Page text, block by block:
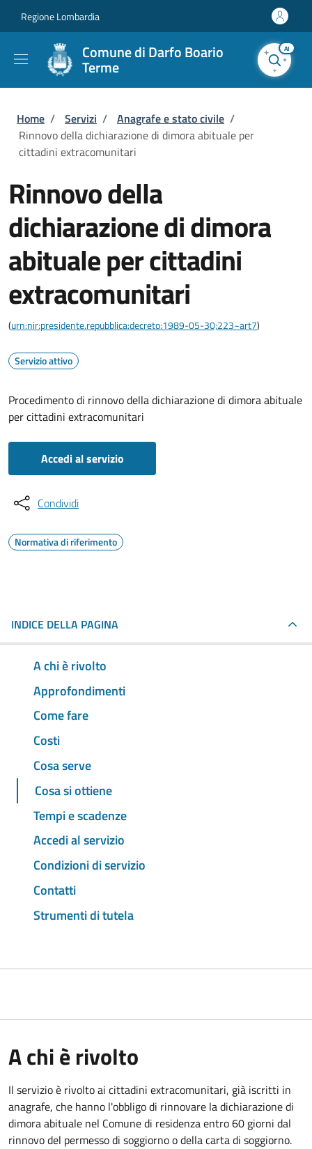
Regione Lombardia
Comune di Darfo Boario
Terme
AI
Briciole di pane
Home / Servizi / Anagrafe e stato civile /
Rinnovo della dichiarazione di dimora abituale per
cittadini extracomunitari
Rinnovo della
dichiarazione di dimora
abituale per cittadini
extracomunitari
(urn:nir:presidente.repubblica:decreto:1989-05-30;223~art7)
Servizio attivo
Procedimento di rinnovo della dichiarazione di dimora abituale
per cittadini extracomunitari
Accedi al servizio
Condividi
Normativa di riferimento
INDICE DELLA PAGINA
A chi è rivolto
Approfondimenti
Come fare
Costi
Cosa serve
Cosa si ottiene
Tempi e scadenze
Accedi al servizio
Condizioni di servizio
Contatti
Strumenti di tutela
A chi è rivolto
Il servizio è rivolto ai cittadini extracomunitari, già iscritti in
anagrafe, che hanno l'obbligo di rinnovare la dichiarazione di
dimora abituale nel Comune di residenza entro 60 giorni dal
rinnovo del permesso di soggiorno o della carta di soggiorno.